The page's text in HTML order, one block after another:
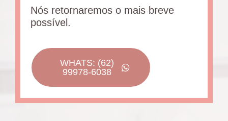
Nós retornaremos o mais breve
possível.
WHATS: (62)
99978-6038